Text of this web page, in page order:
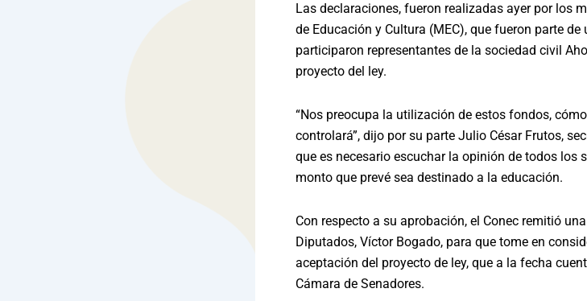
Las declaraciones, fueron realizadas ayer por los
de Educación y Cultura (MEC), que fueron parte
participaron representantes de la sociedad civil
proyecto del ley.
“Nos preocupa la utilización de estos fondos,
controlará”, dijo por su parte Julio César Frutos,
que es necesario escuchar la opinión de todos los
monto que prevé sea destinado a la educación.
Con respecto a su aprobación, el Conec remitió
Diputados, Víctor Bogado, para que tome en
aceptación del proyecto de ley, que a la fecha
Cámara de Senadores.